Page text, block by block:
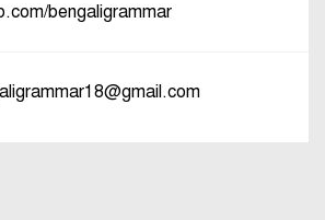
bengaligrammar